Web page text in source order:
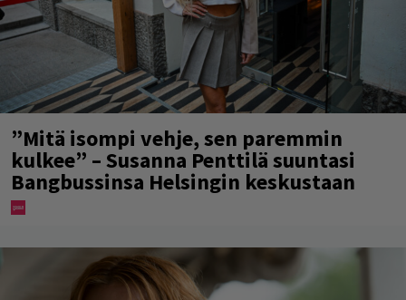
”Mitä isompi vehje, sen paremmin
kulkee” – Susanna Penttilä suuntasi
Bangbussinsa Helsingin keskustaan